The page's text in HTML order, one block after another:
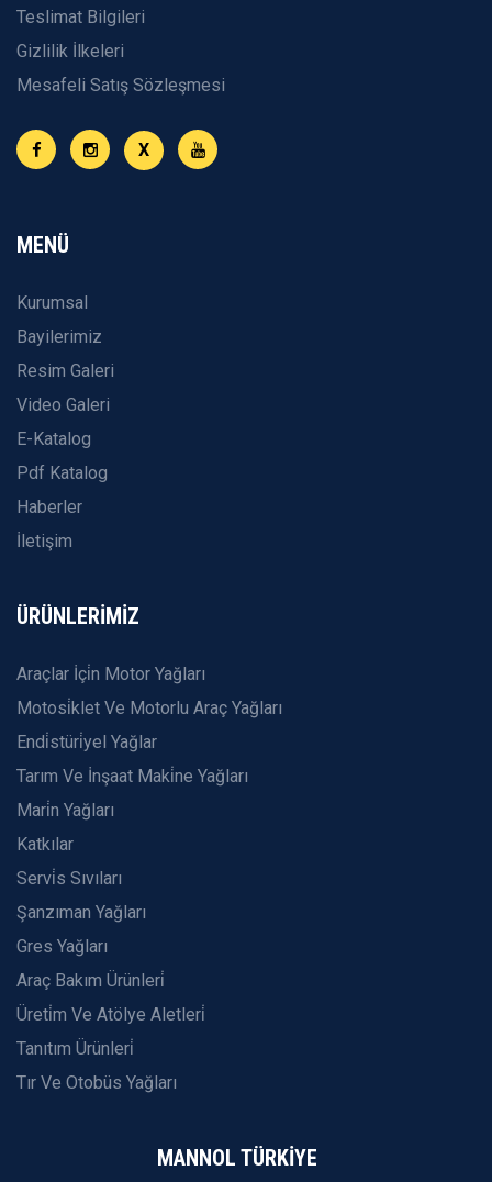
Teslimat Bilgileri
Gizlilik İlkeleri
Mesafeli Satış Sözleşmesi
X
MENÜ
Kurumsal
Bayilerimiz
Resim Galeri
Video Galeri
E-Katalog
Pdf Katalog
Haberler
İletişim
ÜRÜNLERİMİZ
Araçlar İçi̇n Motor Yağları
Motosi̇klet Ve Motorlu Araç Yağları
Endi̇stüri̇yel Yağlar
Tarım Ve İnşaat Maki̇ne Yağları
Mari̇n Yağları
Katkılar
Servi̇s Sıvıları
Şanzıman Yağları
Gres Yağları
Araç Bakım Ürünleri̇
Üreti̇m Ve Atölye Aletleri̇
Tanıtım Ürünleri̇
Tır Ve Otobüs Yağları
MANNOL TÜRKİYE